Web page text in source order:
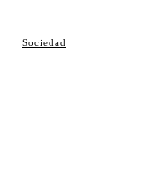
Sociedad